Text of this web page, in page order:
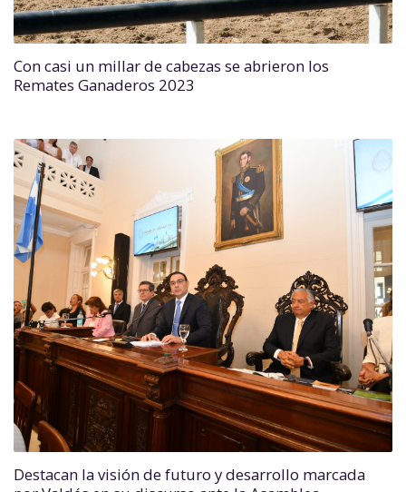
Con casi un millar de cabezas se abrieron los
Remates Ganaderos 2023
Destacan la visión de futuro y desarrollo marcada